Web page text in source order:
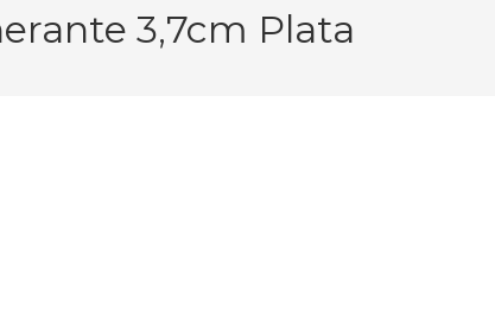
3,7cm Plata